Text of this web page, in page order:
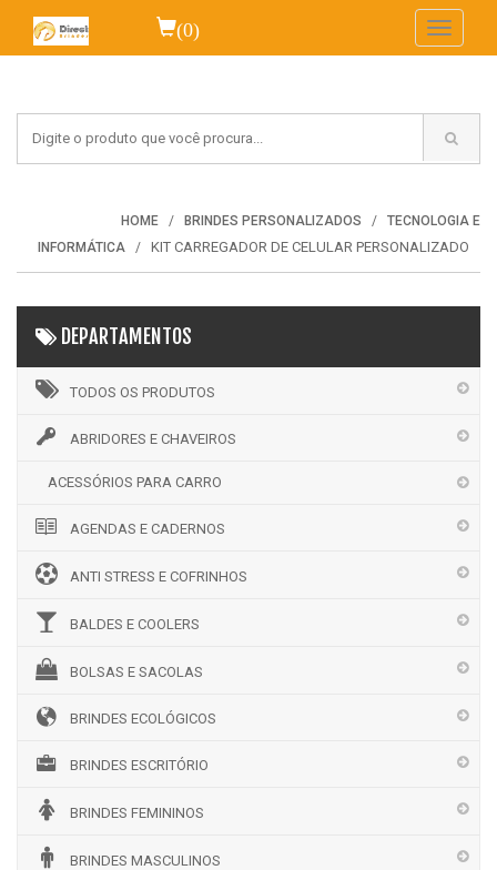
(0)
Toggle
HOME BRINDES PERSONALIZADOS
TECNOLOGIA E
INFORMÁTICA
KIT CARREGADOR DE CELULAR PERSONALIZADO
DEPARTAMENTOS
TODOS OS PRODUTOS
ABRIDORES E CHAVEIROS
ACESSÓRIOS PARA CARRO
AGENDAS E CADERNOS
ANTI STRESS E COFRINHOS
BALDES E COOLERS
BOLSAS E SACOLAS
BRINDES ECOLÓGICOS
BRINDES ESCRITÓRIO
BRINDES FEMININOS
BRINDES MASCULINOS